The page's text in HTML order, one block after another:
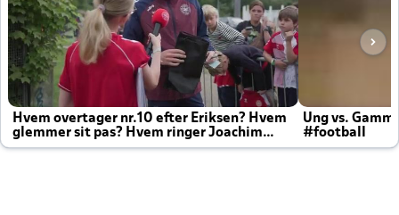
Hvem overtager nr.10 efter Eriksen? Hvem
glemmer sit pas? Hvem ringer Joachim
altid til efter kampe?
Ung vs.
#football